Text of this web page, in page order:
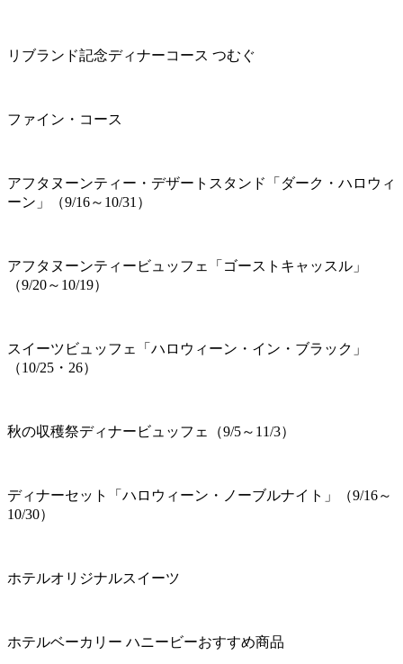
リブランド記念ディナーコース つむぐ
ファイン・コース
アフタヌーンティー・デザートスタンド「ダーク・ハロウィ
ーン」（9/16～10/31）
アフタヌーンティービュッフェ「ゴーストキャッスル」
（9/20～10/19）
スイーツビュッフェ「ハロウィーン・イン・ブラック」
（10/25・26）
秋の収穫祭ディナービュッフェ（9/5～11/3）
ディナーセット「ハロウィーン・ノーブルナイト」（9/16～
10/30）
ホテルオリジナルスイーツ
ホテルベーカリー ハニービーおすすめ商品